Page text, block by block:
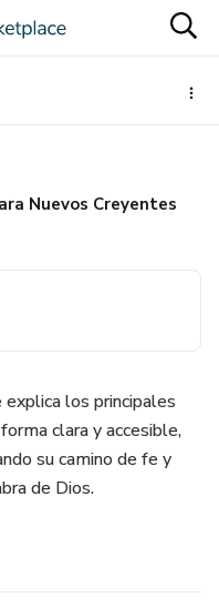
Nuevos Creyentes
los principales
clara y accesible,
su camino de fe y
de Dios.